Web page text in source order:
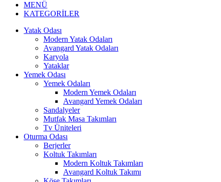
MENÜ
KATEGORİLER
Yatak Odası
Modern Yatak Odaları
Avangard Yatak Odaları
Karyola
Yataklar
Yemek Odası
Yemek Odaları
Modern Yemek Odaları
Avangard Yemek Odaları
Sandalyeler
Mutfak Masa Takımları
Tv Üniteleri
Oturma Odası
Berjerler
Koltuk Takımları
Modern Koltuk Takımları
Avangard Koltuk Takımı